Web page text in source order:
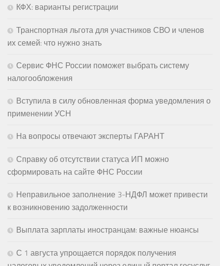
КФХ: варианты регистрации
Транспортная льгота для участников СВО и членов
их семей: что нужно знать
Сервис ФНС России поможет выбрать систему
налогообложения
Вступила в силу обновленная форма уведомления о
применении УСН
На вопросы отвечают эксперты ГАРАНТ
Справку об отсутствии статуса ИП можно
сформировать на сайте ФНС России
Неправильное заполнение 3-НДФЛ может привести
к возникновению задолженности
Выплата зарплаты иностранцам: важные нюансы
С 1 августа упрощается порядок получения